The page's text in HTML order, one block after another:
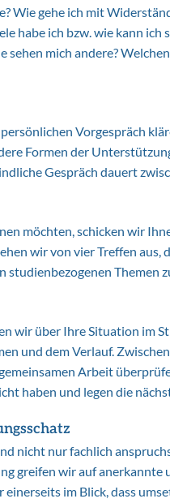
Wie gehe ich mit
habe ich bzw. wie kann ich
sehen mich andere?
Vorgespräch
Formen der
Gespräch dauert
möchten, schicken wir
wir von vier Treffen
studienbezogenen Themen
wir über Ihre Situation im
und dem Verlauf.
Arbeit
haben und legen die
nicht nur fachlich
greifen wir auf
im Blick, dass